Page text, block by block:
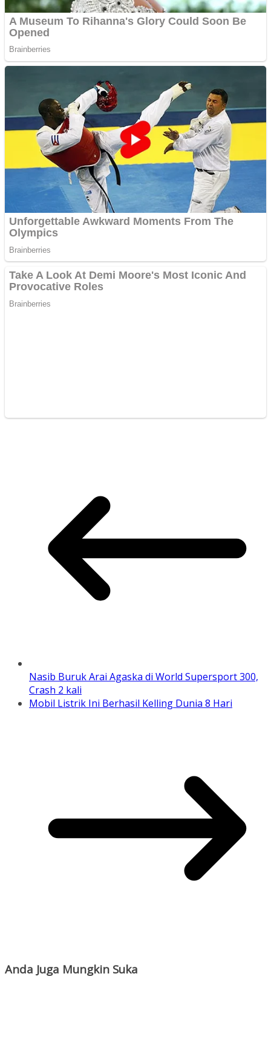
Nasib Buruk Arai Agaska di World Supersport 300,
Crash 2 kali
Mobil Listrik Ini Berhasil Kelling Dunia 8 Hari
Anda Juga Mungkin Suka